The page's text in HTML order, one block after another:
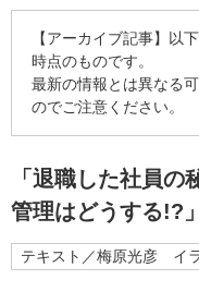
【アーカイブ記事】以
時点のものです。
最新の情報とは異なる
のでご注意ください。
「退職した社員の
管理はどうする!?
テキスト／梅原光彦 イ